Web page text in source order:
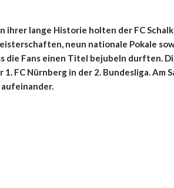
ihrer lange Historie holten der FC
neun nationale Pokale
die Fans einen Titel bejubeln durften.
FC Nürnberg in der 2. Bundesliga. Am